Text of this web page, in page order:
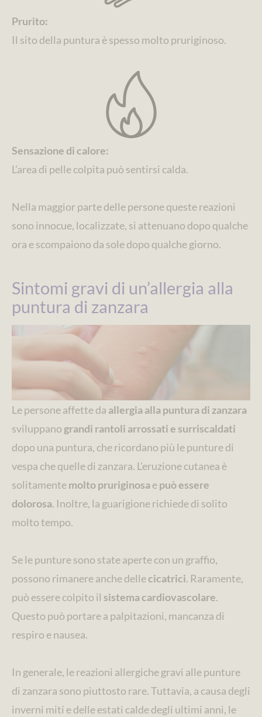
Prurito:
Il sito della puntura è spesso molto pruriginoso.
Sensazione di calore:
L’area di pelle colpita può sentirsi calda.
Nella maggior parte delle persone queste reazioni
sono innocue, localizzate, si attenuano dopo qualche
ora e scompaiono da sole dopo qualche giorno.
Sintomi gravi di un’allergia alla
puntura di zanzara
Le persone affette da allergia alla puntura di zanzara
sviluppano grandi rantoli arrossati e surriscaldati
dopo una puntura, che ricordano più le punture di
vespa che quelle di zanzara. L’eruzione cutanea è
solitamentemolto pruriginosaepuò essere
dolorosa. Inoltre, la guarigione richiede di solito
molto tempo.
Se le punture sono state aperte con un graffio,
possono rimanere anche dellecicatrici. Raramente,
può essere colpito il sistema cardiovascolare.
Questo può portare a palpitazioni, mancanza di
respiro e nausea.
In generale, le reazioni allergiche gravi alle punture
di zanzara sono piuttosto rare. Tuttavia, a causa degli
inverni miti e delle estati calde degli ultimi anni, le